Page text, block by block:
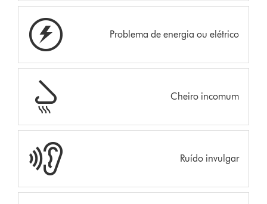
Problema de energia ou elétrico
Cheiro incomum
Ruído invulgar